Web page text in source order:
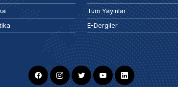
Tüm Yayınlar
E-Dergiler